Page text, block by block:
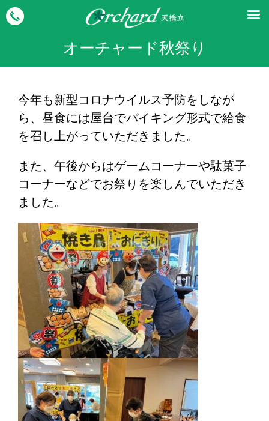
オーチャード秋祭り
今年も新型コロナウイルス予防をしなが
ら、昼食には屋台でバイキング形式で給食
を召し上がっていただきました。
また、午後からはゲームコーナーや駄菓子
コーナーなどでお祭りを楽しんでいただき
ました。